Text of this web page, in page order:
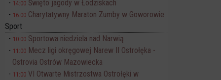
14:00 Święto jagody w Łodziskach
16:00 Charytatywny Maraton Zumby w Goworowie
Sport
10:00 Sportowa niedziela nad Narwią
11:00 Mecz ligi okręgowej Narew II Ostrołęka -
Ostrovia Ostrów Mazowiecka
11:00 VI Otwarte Mistrzostwa Ostrołęki w